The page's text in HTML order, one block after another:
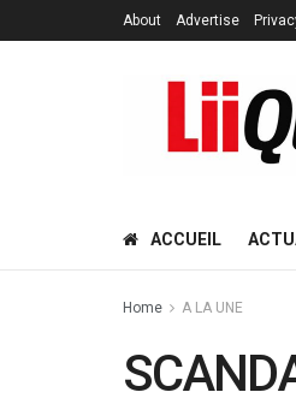
About Advertise
ACCUEIL
Home A LA UNE